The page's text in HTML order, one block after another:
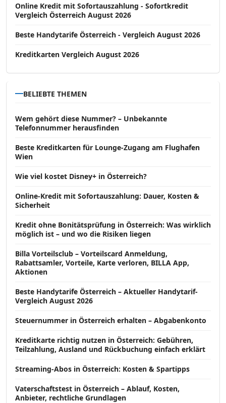
Online Kredit mit Sofortauszahlung - Sofortkredit
Vergleich Österreich August 2026
Beste Handytarife Österreich - Vergleich August 2026
Kreditkarten Vergleich August 2026
BELIEBTE THEMEN
Wem gehört diese Nummer? – Unbekannte
Telefonnummer herausfinden
Beste Kreditkarten für Lounge-Zugang am Flughafen
Wien
Wie viel kostet Disney+ in Österreich?
Online-Kredit mit Sofortauszahlung: Dauer, Kosten &
Sicherheit
Kredit ohne Bonitätsprüfung in Österreich: Was wirklich
möglich ist – und wo die Risiken liegen
Billa Vorteilsclub – Vorteilscard Anmeldung,
Rabattsamler, Vorteile, Karte verloren, BILLA App,
Aktionen
Beste Handytarife Österreich – Aktueller Handytarif-
Vergleich August 2026
Steuernummer in Österreich erhalten – Abgabenkonto
Kreditkarte richtig nutzen in Österreich: Gebühren,
Teilzahlung, Ausland und Rückbuchung einfach erklärt
Streaming-Abos in Österreich: Kosten & Spartipps
Vaterschaftstest in Österreich – Ablauf, Kosten,
Anbieter, rechtliche Grundlagen